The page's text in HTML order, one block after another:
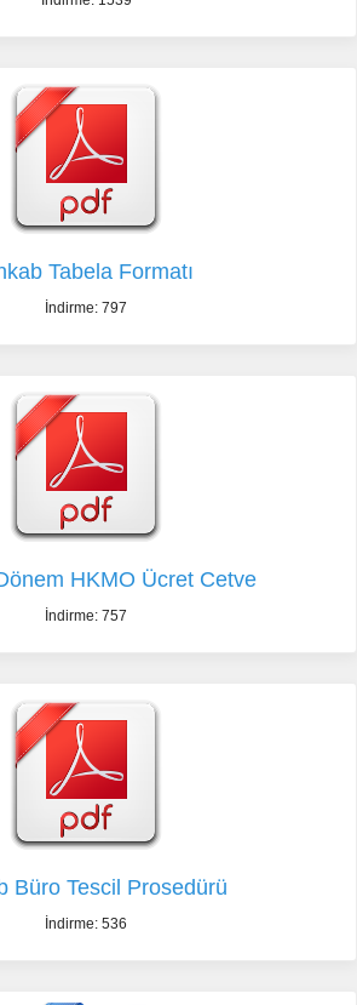
Tabela Formatı
İndirme: 797
HKMO Ücret Cetve
İndirme: 757
Büro Tescil Prosedürü
İndirme: 536